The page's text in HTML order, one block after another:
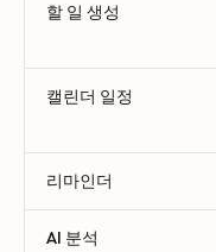
할 일 생성
캘린더 일정
리마인더
AI 분석